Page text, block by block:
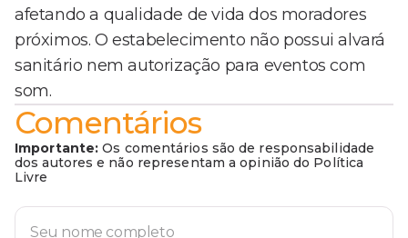
afetando a qualidade de vida dos moradores
próximos. O estabelecimento não possui alvará
sanitário nem autorização para eventos com
som.
Comentários
Importante: Os comentários são de responsabilidade
dos autores e não representam a opinião do Política
Livre